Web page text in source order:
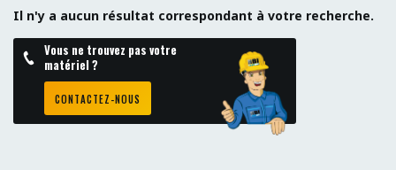
Il n'y a aucun résultat correspondant à votre recherche.
Vous ne trouvez pas votre
matériel ?
CONTACTEZ-NOUS